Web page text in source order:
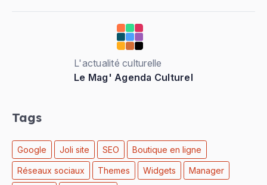
L'actualité culturelle
Le Mag' Agenda Culturel
Tags
Google Joli site SEO Boutique en ligne
Réseaux sociaux Themes Widgets Manager